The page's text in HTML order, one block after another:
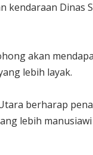
kendaraan Dinas
akan
lebih layak.
berharap
lebih